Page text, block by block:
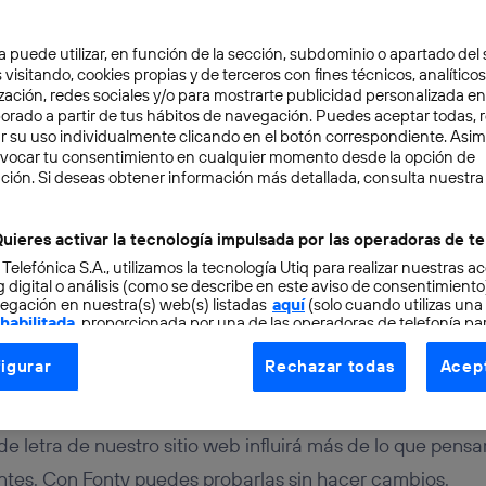
3 min
fuentes de letra en tu
letra de nuestro sitio web influirá más de lo que
Con Fonty puedes probarlas sin hacer cambios.
puede utilizar, en función de la sección, subdominio o apartado del
visitando, cookies propias y de terceros con fines técnicos,
redes sociales y/o para mostrarte publicidad personalizada
a partir de tus hábitos de navegación. Puedes aceptar todas,
su uso individualmente clicando en el botón correspondiente.
tu consentimiento en cualquier momento desde la opción de
Si deseas obtener información más detallada, consulta nuestra
activar la tecnología impulsada por las operadoras de
S.A., utilizamos la tecnología Utiq para realizar nuestras
digital o análisis (como se describe en este aviso de
en nuestra(s) web(s) listadas aquí(solo cuando utilizas una
, proporcionada por una de las operadoras de telefonía
consentimiento en cada página web).
Utiq está diseñada con la privacidad como prioridad
tu dirección IP y otra información de la cuenta de cliente de
a la conexión que utilizas (p. ej., número de teléfono móvil).
Rechazar todas